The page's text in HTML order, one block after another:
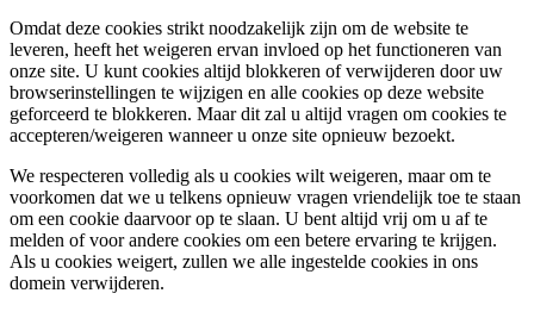
Omdat deze cookies strikt noodzakelijk zijn om de website te
leveren, heeft het weigeren ervan invloed op het functioneren van
onze site. U kunt cookies altijd blokkeren of verwijderen door uw
browserinstellingen te wijzigen en alle cookies op deze website
geforceerd te blokkeren. Maar dit zal u altijd vragen om cookies te
accepteren/weigeren wanneer u onze site opnieuw bezoekt.
We respecteren volledig als u cookies wilt weigeren, maar om te
voorkomen dat we u telkens opnieuw vragen vriendelijk toe te staan
om een cookie daarvoor op te slaan. U bent altijd vrij om u af te
melden of voor andere cookies om een betere ervaring te krijgen.
Als u cookies weigert, zullen we alle ingestelde cookies in ons
domein verwijderen.